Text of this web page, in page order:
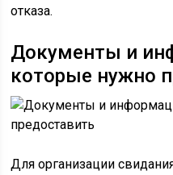
отказа.
Документы и
которые нужно
Для организации